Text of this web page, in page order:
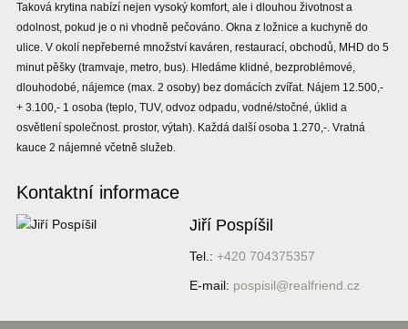
Taková krytina nabízí nejen vysoký komfort, ale i dlouhou životnost a
odolnost, pokud je o ni vhodně pečováno. Okna z ložnice a kuchyně do
ulice. V okolí nepřeberné množství kaváren, restaurací, obchodů, MHD do 5
minut pěšky (tramvaje, metro, bus). Hledáme klidné, bezproblémové,
dlouhodobé, nájemce (max. 2 osoby) bez domácích zvířat. Nájem 12.500,-
+ 3.100,- 1 osoba (teplo, TUV, odvoz odpadu, vodné/stočné, úklid a
osvětlení společnost. prostor, výtah). Každá další osoba 1.270,-. Vratná
kauce 2 nájemné včetně služeb.
Kontaktní informace
Jiří Pospíšil
Tel.: +420 704375357
E-mail: pospisil@realfriend.cz